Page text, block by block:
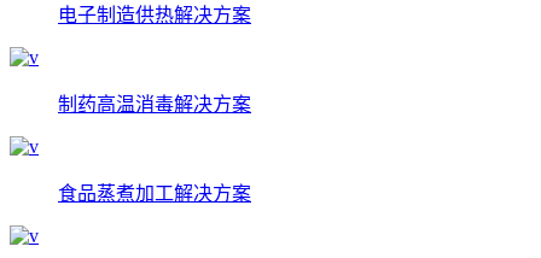
电子制造供热解决方案
制药高温消毒解决方案
食品蒸煮加工解决方案